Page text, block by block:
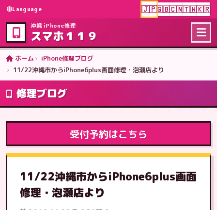
Language 🇯🇵🇬🇧🇨🇳🇹🇼🇰🇷
沖縄 iPhone修理
スマホ１１９
ホーム
iPhone修理ブログ
11/22沖縄市からiPhone6plus画面修理・泡瀬店より
修理ブログ
受付予約はこちら
11/22沖縄市からiPhone6plus画面
修理・泡瀬店より